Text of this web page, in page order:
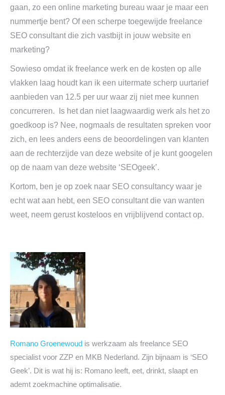
gaan, zo een online marketing bureau waar je maar een
nummertje bent? Of een scherpe toegewijde freelance
SEO consultant die zich vastbijt in jouw website en
marketing?
Sowieso omdat ik freelance werk en de kosten op alle
vlakken laag houdt kan ik een uitermate scherp uurtarief
aanbieden van 12.5 per uur waar zij niet mee kunnen
concurreren. Is het dan niet laagwaardig werk als het zo
goedkoop is? Nee, nogmaals de resultaten spreken voor
zich, en lees anders eens de beoordelingen van klanten
aan de rechterzijde van deze website of je kunt googelen
op de naam van deze website ‘SEOgeek’.
Kortom, ben je op zoek naar SEO consultancy waar je
echt wat aan hebt, een SEO consultant die van wanten
weet, neem gerust kosteloos en vrijblijvend contact op.
Romano Groenewoud is werkzaam als freelance SEO
specialist voor ZZP en MKB Nederland. Zijn bijnaam is ‘SEO
Geek’. Dit is wat hij is: Romano leeft, eet, drinkt, slaapt en
ademt zoekmachine optimalisatie.